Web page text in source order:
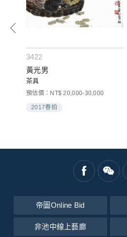
3422
黃光男
茶具
預估價：NT$ 20,000-30,000
2017春拍
帝圖Online Bid
非池中線上藝廊